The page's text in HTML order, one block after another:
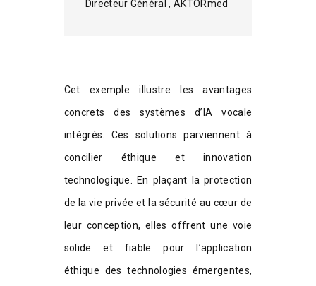
Directeur Général, AKTORmed
Cet exemple illustre les avantages
concrets des systèmes d’IA vocale
intégrés. Ces solutions parviennent à
concilier éthique et innovation
technologique. En plaçant la protection
de la vie privée et la sécurité au cœur de
leur conception, elles offrent une voie
solide et fiable pour l’application
éthique des technologies émergentes,